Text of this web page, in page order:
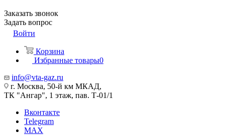
Заказать звонок
Задать вопрос
Войти
Корзина
Избранные товары0
info@vta-gaz.ru
г. Москва, 50-й км МКАД,
ТК "Ангар", 1 этаж, пав. Т-01/1
Вконтакте
Telegram
MAX